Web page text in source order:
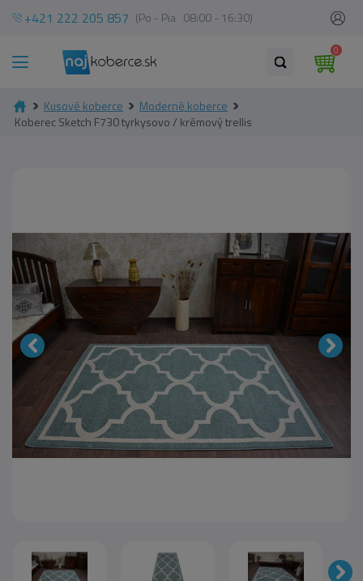
+421 222 205 857 (Po - Pia 08:00 - 16:30)
0
Kusové koberce
Moderné koberce
Koberec Sketch F730 tyrkysovo / krémový trellis